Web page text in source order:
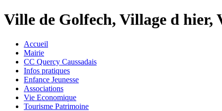
Ville de Golfech, Village d
Accueil
Mairie
CC Quercy Caussadais
Infos pratiques
Enfance Jeunesse
Associations
Vie Economique
Tourisme Patrimoine